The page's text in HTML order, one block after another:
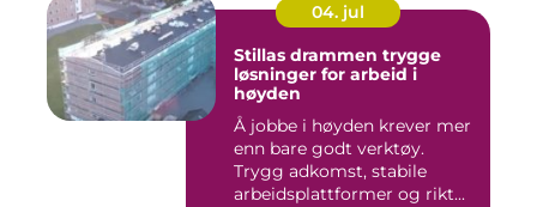
04. jul
Stillas drammen trygge
løsninger for arbeid i
høyden
Å jobbe i høyden krever mer
enn bare godt verktøy.
Trygg adkomst, stabile
arbeidsplattformer og rikt...